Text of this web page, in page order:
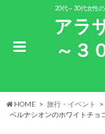
20代～30代女性
アラ
～３
HOME 旅行・イベント
ベルナシオンのホワイトチョ